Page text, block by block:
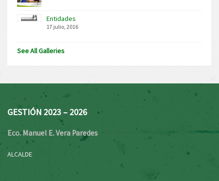
Entidades
17 julio, 2016
See All Galleries
GESTIÓN 2023 – 2026
Eco. Manuel E. Vera Paredes
ALCALDE